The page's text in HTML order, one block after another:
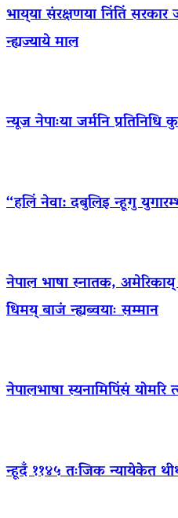
भाय्‌या संरक्षणया निंतिं
न्ह्यज्याये माल
न्यूज नेपाःया जर्मनि प्रतिनिधि
“हलिं नेवा: दबुलिइ न्हूगु
नेपाल भाषा स्नातक,
धिमय् बाजं न्ह्यब्वयाः सम्मान
नेपालभाषा स्यनामिपिंसं योमरि
न्हूदँ ११४५ तःजिक न्यायेकेत